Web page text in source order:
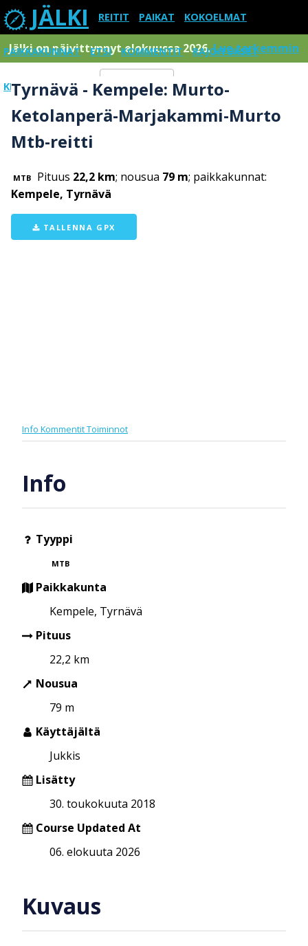
JÄLKI REITIT PAIKAT KOKOELMAT
PAIKKAKUNNAT ETSI KOMMENTIT RAJOITUKSET
KIRJAUDU SISÄÄN Menu
Jälki on päivittynnyt elokuussa 2026.Lue tarkemmin
Tyrnävä - Kempele: Murto-
Ketolanperä-Marjakammi-Murto
Mtb-reitti
MTB Pituus 22,2 km; nousua 79 m; paikkakunnat:
Kempele, Tyrnävä
TALLENNA GPX
Info KommentitToiminnot
Info
Tyyppi
MTB
Paikkakunta
Kempele, Tyrnävä
Pituus
22,2 km
Nousua
79 m
Käyttäjältä
Jukkis
Lisätty
30. toukokuuta 2018
Course Updated At
06. elokuuta 2026
Kuvaus